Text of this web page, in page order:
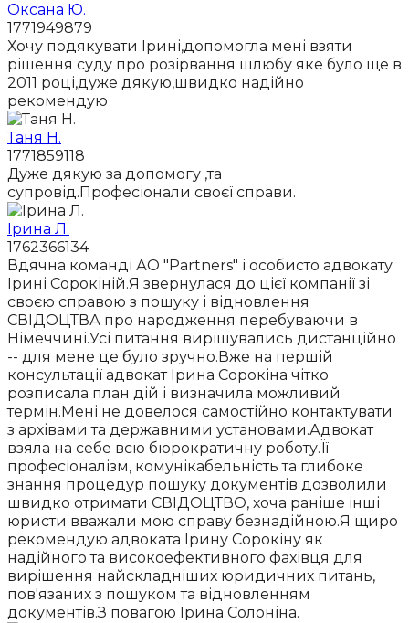
Оксана Ю.
1771949879
Хочу подякувати Ірині,допомогла мені взяти
рішення суду про розірвання шлюбу яке було ще в
2011 році,дуже дякую,швидко надійно
рекомендую
Таня Н.
1771859118
Дуже дякую за допомогу ,та
супровід.Професіонали своєї справи.
Ірина Л.
1762366134
Вдячна команді АО "Partners" і особисто адвокату
Ірині Сорокіній.Я звернулася до цієї компанії зі
своєю справою з пошуку і відновлення
СВІДОЦТВА про народження перебуваючи в
Німеччині.Усі питання вирішувались дистанційно
-- для мене це було зручно.Вже на першій
консультації адвокат Ірина Сорокіна чітко
розписала план дій і визначила можливий
термін.Мені не довелося самостійно контактувати
з архівами та державними установами.Адвокат
взяла на себе всю бюрократичну роботу.Її
професіоналізм, комунікабельність та глибоке
знання процедур пошуку документів дозволили
швидко отримати СВІДОЦТВО, хоча раніше інші
юристи вважали мою справу безнадійною.Я щиро
рекомендую адвоката Ірину Сорокіну як
надійного та високоефективного фахівця для
вирішення найскладніших юридичних питань,
пов'язаних з пошуком та відновленням
документів.З повагою Ірина Солоніна.